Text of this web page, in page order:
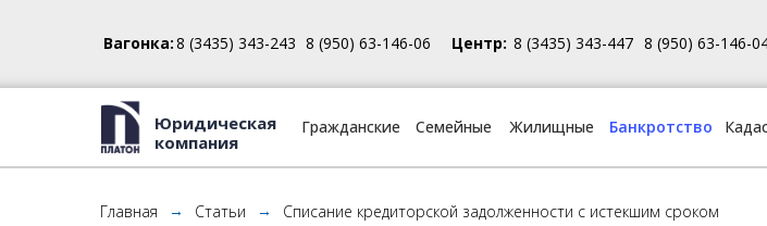
Гражданские Семейные Жилищные Банкротство
Юридическая
компания
Вагонка:8 (3435) 343-243 8 (950) 63-146-
8 (3435) 343-447
8 (950) 63-146-06 Центр:
Главная → Статьи → Списание кредиторской задолженности с истекшим сроком